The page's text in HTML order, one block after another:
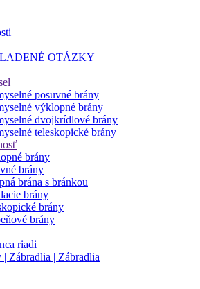
OTÁZKY
posuvné brány
výklopné brány
dvojkrídlové brány
teleskopické brány
brány
brány
brána s bránkou
brány
brány
brány
riadi
| Zábradlia | Zábradlia